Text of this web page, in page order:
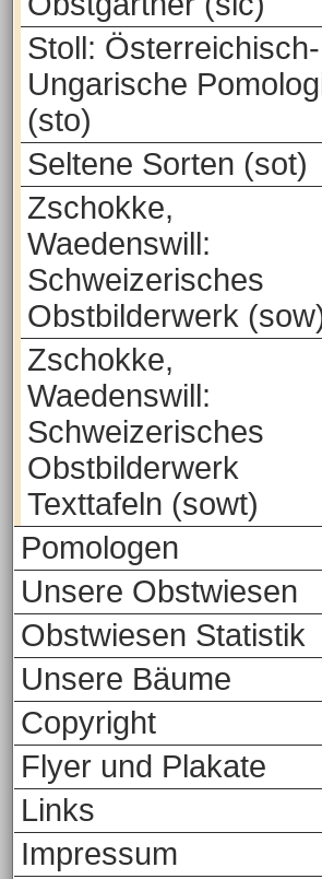
Stoll: Österreichisch-
Ungarische
(sto)
Seltene Sorten (sot)
Zschokke,
Waedenswill:
Schweizerisches
Obstbilderwerk
Zschokke,
Waedenswill:
Schweizerisches
Obstbilderwerk
Texttafeln (sowt)
Pomologen
Unsere Obstwiesen
Obstwiesen Statistik
Unsere Bäume
Copyright
Flyer und Plakate
Links
Impressum